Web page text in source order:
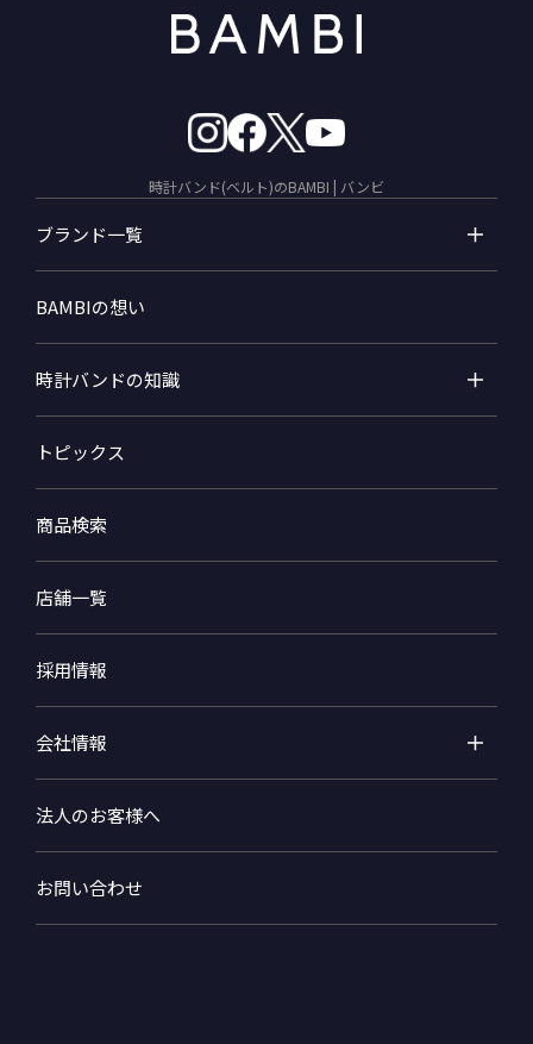
時計バンド(ベルト)のBAMBI | バンビ
ブランド一覧
BAMBIの想い
時計バンドの知識
トピックス
商品検索
店舗一覧
採用情報
会社情報
法人のお客様へ
お問い合わせ